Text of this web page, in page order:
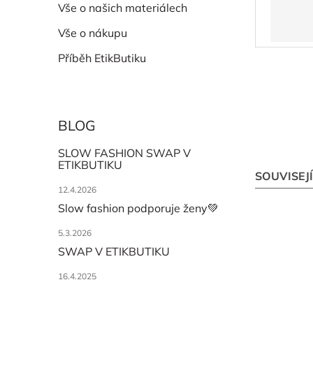
Vše o našich materiálech
Vše o nákupu
Příběh EtikButiku
BLOG
SLOW FASHION SWAP V
ETIKBUTIKU
12.4.2026
Slow fashion podporuje ženy💚
5.3.2026
SWAP V ETIKBUTIKU
16.4.2025